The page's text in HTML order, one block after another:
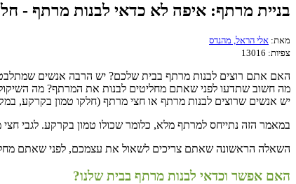
בניית מרתף: איפה לא כדאי לבנות מרתף -
מאת: אלי הראל, מהנדס
צפיות: 13016
האם אתם רוצים לבנות מרתף בבית שלכם? יש הרבה אנשים
מה חשוב שתדעו לפני שאתם מחליטים לבנות את המרתף? מה
יש אנשים שרוצים לבנות מרתף או חצי מרתף (חלקו טמון בקרקע,
במאמר הזה נתייחס למרתף מלא, כלומר שכולו טמון בקרקע. לגבי חצי
השאלה הראשונה שאתם צריכים לשאול את עצמכם, לפני שאתם
האם אפשר וכדאי לבנות מרתף בבית שלנו?